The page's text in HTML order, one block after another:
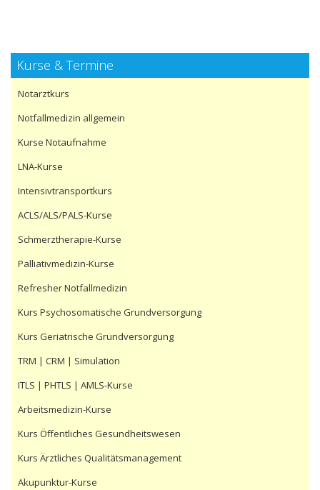
Kurse & Termine
Notarztkurs
Notfallmedizin allgemein
Kurse Notaufnahme
LNA-Kurse
Intensivtransportkurs
ACLS/ALS/PALS-Kurse
Schmerztherapie-Kurse
Palliativmedizin-Kurse
Refresher Notfallmedizin
Kurs Psychosomatische Grundversorgung
Kurs Geriatrische Grundversorgung
TRM | CRM | Simulation
ITLS | PHTLS | AMLS-Kurse
Arbeitsmedizin-Kurse
Kurs Öffentliches Gesundheitswesen
Kurs Ärztliches Qualitätsmanagement
Akupunktur-Kurse